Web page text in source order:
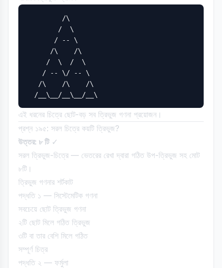
         /\
        /  \
       / -- \
      /\    /\
     /  \  /  \
    / -- \/ -- \
   /\    /\    /\
এই ধরনের চিত্রে ছোট-বড় সব ত্রিভুজ গণনা প্রয়োজন।
প্রশ্ন ১৯৫: সরল চিত্রে কয়টি ত্রিভুজ?
উত্তর: ৮ টি✓
সরল ত্রিভুজ-চিত্রে — ভেতরের রেখা দ্বারা গঠিত উপ-ত্রিভুজ সহ মোট
৮টি।
ত্রিভুজ গণনার শর্টকাট
পদ্ধতি ১ — সিস্টেমেটিক গণনা
সবচেয়ে ছোট ত্রিভুজ গণনা
২টি ছোট মিলে গঠিত ত্রিভুজ
৩টি বা তার বেশি মিলে গঠিত
সম্পূর্ণ চিত্র
পদ্ধতি ২ — ফর্মুলা